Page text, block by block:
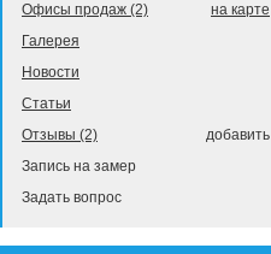
на карте
Офисы продаж (2)
Галерея
Новости
Статьи
добавить
Отзывы (2)
Запись на замер
Задать вопрос